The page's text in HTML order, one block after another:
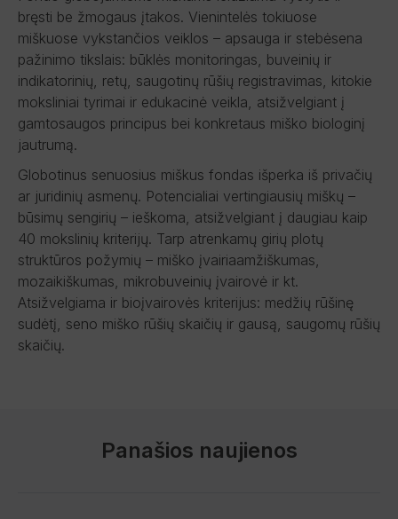
bręsti be žmogaus įtakos. Vienintelės tokiuose
miškuose vykstančios veiklos – apsauga ir stebėsena
pažinimo tikslais: būklės monitoringas, buveinių ir
indikatorinių, retų, saugotinų rūšių registravimas, kitokie
moksliniai tyrimai ir edukacinė veikla, atsižvelgiant į
gamtosaugos principus bei konkretaus miško biologinį
jautrumą.
Globotinus senuosius miškus fondas išperka iš privačių
ar juridinių asmenų. Potencialiai vertingiausių miškų –
būsimų sengirių – ieškoma, atsižvelgiant į daugiau kaip
40 mokslinių kriterijų. Tarp atrenkamų girių plotų
struktūros požymių – miško įvairiaamžiškumas,
mozaikiškumas, mikrobuveinių įvairovė ir kt.
Atsižvelgiama ir bioįvairovės kriterijus: medžių rūšinę
sudėtį, seno miško rūšių skaičių ir gausą, saugomų rūšių
skaičių.
Panašios naujienos